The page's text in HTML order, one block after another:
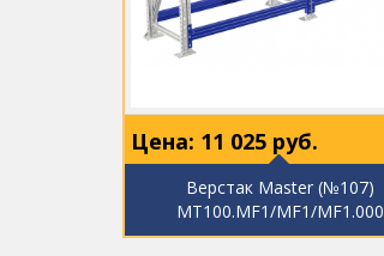
Цена: 11 025 руб.
Верстак Master (№107)
MT100.MF1/MF1/MF1.000